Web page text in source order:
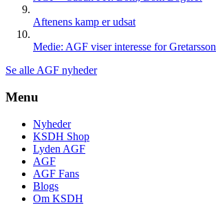
Aftenens kamp er udsat
Medie: AGF viser interesse for Gretarsson
Se alle AGF nyheder
Menu
Nyheder
KSDH Shop
Lyden AGF
AGF
AGF Fans
Blogs
Om KSDH